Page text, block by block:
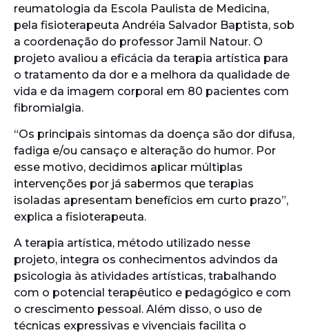
reumatologia da Escola Paulista de Medicina,
pela fisioterapeuta Andréia Salvador Baptista, sob
a coordenação do professor Jamil Natour. O
projeto avaliou a eficácia da terapia artística para
o tratamento da dor e a melhora da qualidade de
vida e da imagem corporal em 80 pacientes com
fibromialgia.
“Os principais sintomas da doença são dor difusa,
fadiga e/ou cansaço e alteração do humor. Por
esse motivo, decidimos aplicar múltiplas
intervenções por já sabermos que terapias
isoladas apresentam benefícios em curto prazo”,
explica a fisioterapeuta.
A terapia artística, método utilizado nesse
projeto, integra os conhecimentos advindos da
psicologia às atividades artísticas, trabalhando
com o potencial terapêutico e pedagógico e com
o crescimento pessoal. Além disso, o uso de
técnicas expressivas e vivenciais facilita o